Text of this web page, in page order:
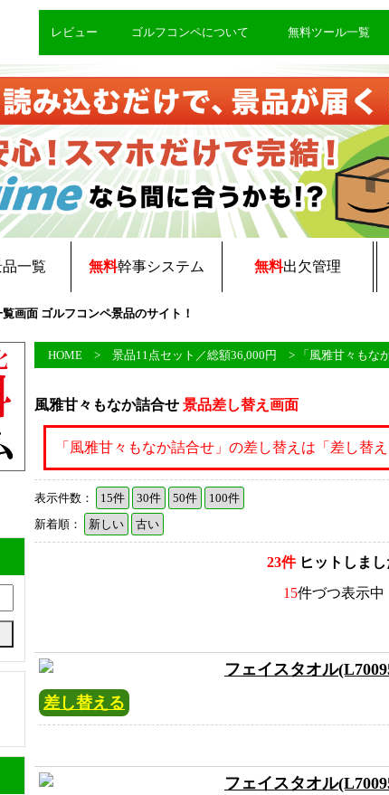
レビュー ゴルフコンペについて 無料ツール一覧
一覧 無料幹事システム 無料出欠管理
画面 ゴルフコンペ景品のサイト！
HOME > 景品11点セット／総額36,000円 > 「風雅甘々もな
風雅甘々もなか詰合せ 景品差し替え画面
「風雅甘々もなか詰合せ」の差し替えは「差し替
表示件数： 15件 30件 50件
100件
新着順：
新しい 古い
23件ヒットしまし
15件づつ表示中
フェイスタオル
差し替える
フェイスタオル